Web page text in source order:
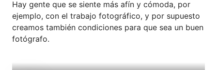
Hay gente que se siente más afín y cómoda, por
ejemplo, con el trabajo fotográfico, y por supuesto
creamos también condiciones para que sea un buen
fotógrafo.